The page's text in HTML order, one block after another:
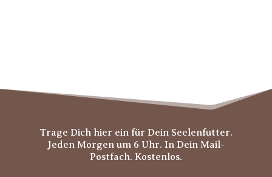
Trage Dich hier ein für Dein Seelenfutter.
Jeden Morgen um 6 Uhr. In Dein Mail-
Postfach. Kostenlos.